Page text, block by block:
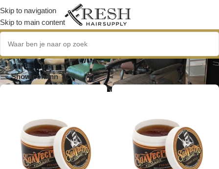
Skip to navigation
Skip to main content
hair pomade
Show column